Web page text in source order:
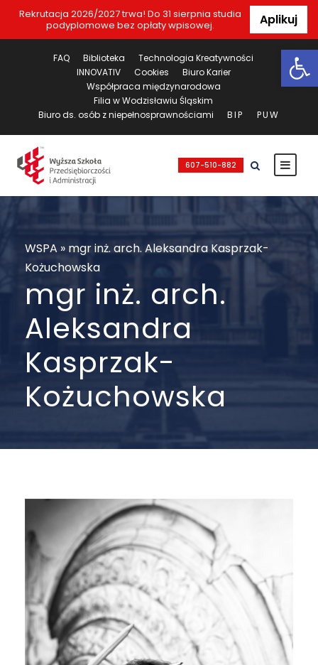
Rekrutacja 2026/2027 trwa! Do 31 sierpnia studia
podyplomowe bez opłaty wpisowej.
Aplikuj
FAQ Biblioteka
Technologia Kreatywności
INNOVATIV
Cookies
Biuro Karier
Współpraca międzynarodowa
Filia w Wodzisławiu Śląskim
Biuro ds. osób z niepełnosprawnościami
BIP PUW
607-510-882
WSPA » mgr inż. arch. Aleksandra Kasprzak-
Kożuchowska
mgr inż. arch.
Aleksandra
Kasprzak-
Kożuchowska